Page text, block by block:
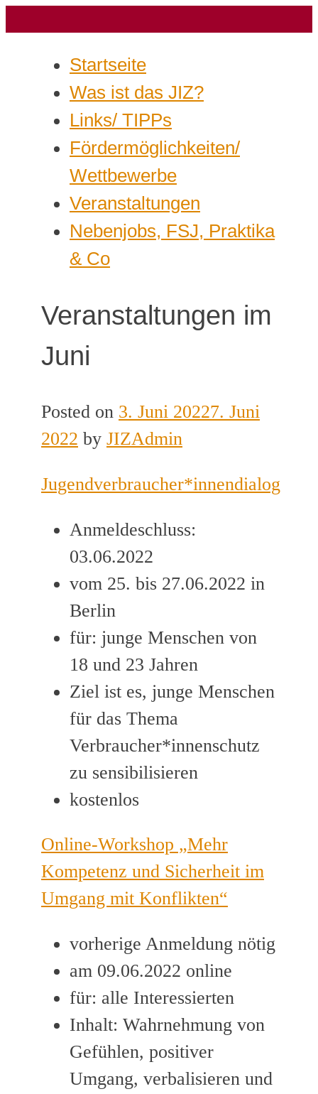
Startseite
Was ist das JIZ?
Links/ TIPPs
Fördermöglichkeiten/
Wettbewerbe
Veranstaltungen
Nebenjobs, FSJ, Praktika
& Co
Veranstaltungen im
Juni
Posted on 3. Juni 20227. Juni
2022 by JIZAdmin
Jugendverbraucher*innendialog
Anmeldeschluss:
03.06.2022
vom 25. bis 27.06.2022 in
Berlin
für: junge Menschen von
18 und 23 Jahren
Ziel ist es, junge Menschen
für das Thema
Verbraucher*innenschutz
zu sensibilisieren
kostenlos
Online-Workshop „Mehr
Kompetenz und Sicherheit im
Umgang mit Konflikten“
vorherige Anmeldung nötig
am 09.06.2022 online
für: alle Interessierten
Inhalt: Wahrnehmung von
Gefühlen, positiver
Umgang, verbalisieren und